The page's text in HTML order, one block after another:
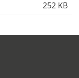
252 KB